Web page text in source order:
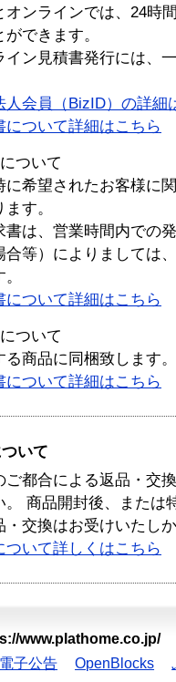
オンラインでは、24時
できます。
ン見積書発行には、
人会員（BizID）の詳細
について詳細はこちら
ついて
に希望されたお客様に
す。
書は、営業時間内での
合等）によりましては
について詳細はこちら
ついて
る商品に同梱致します。
について詳細はこちら
いて
ご都合による返品・交
。 商品開封後、または
・交換はお受けいたし
ついて詳しくはこちら
www.plathome.co.jp/
電子公告 OpenBlocks